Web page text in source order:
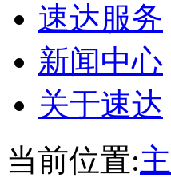
速达服务
新闻中心
关于速达
当前位置: